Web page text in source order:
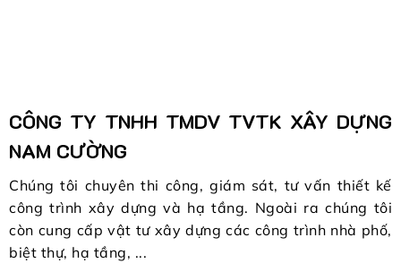
CÔNG TY TNHH TMDV TVTK XÂY DỰNG
NAM CƯỜNG
Chúng tôi chuyên thi công, giám sát, tư vấn thiết kế
công trình xây dựng và hạ tầng. Ngoài ra chúng tôi
còn cung cấp vật tư xây dựng các công trình nhà phố,
biệt thự, hạ tầng, ...